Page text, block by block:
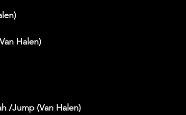
Halen)
/Jump (Van Halen)